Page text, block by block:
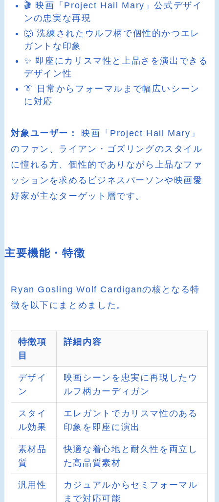
🎬 映画「Project Hail Mary」公式デザイ
ンの忠実な再現
🐺 洗練されたウルフ柄で個性的かつエレ
ガントな印象
✨ 即座にカリスマ性と上品さを演出できる
デザイン性
👔 日常からフォーマルまで幅広いシーン
に対応
対象ユーザー：
映画「Project Hail Mary」
のファン、ライアン・ゴズリングのスタイル
に憧れる方、個性的でありながら上品なファ
ッションを求めるビジネスパーソンや映画愛
好家が主なターゲット層です。
主要機能・特徴
Ryan Gosling Wolf Cardiganの核となる特
徴を以下にまとめました。
特徴項
目
詳細内容
デザイ
ン
映画シーンを忠実に再現したウ
ルフ柄カーディガン
スタイ
ル効果
エレガントでカリスマ性のある
印象を即座に演出
素材品
質
快適な着心地と耐久性を両立し
た高品質素材
汎用性
カジュアルからセミフォーマル
まで対応可能